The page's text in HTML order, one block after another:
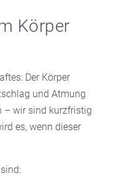
Körper
Der Körper
und Atmung
– wir sind kurzfristig
es, wenn dieser